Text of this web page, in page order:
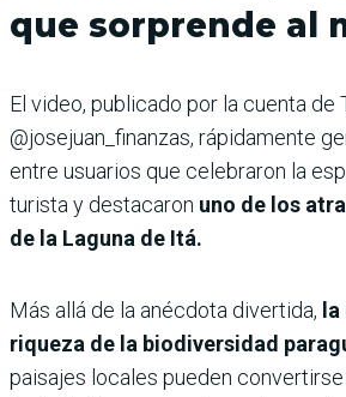
que sorprende al
El video, publicado por la cuenta de
@josejuan_finanzas, rápidamente
entre usuarios que celebraron la
turista y destacaron uno de los
de la Laguna de Itá.
Más allá de la anécdota divertida,
riqueza de la biodiversidad
paisajes locales pueden convertirse